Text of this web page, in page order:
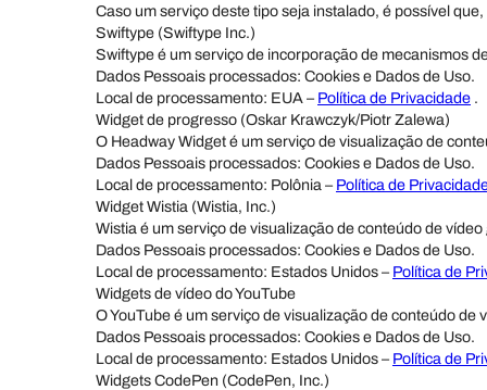
Caso um serviço deste tipo seja instalado, é possível
Swiftype (Swiftype Inc.)
Swiftype é um serviço de incorporação de mecanismos
Dados Pessoais processados: Cookies e Dados de Uso.
Local de processamento: EUA – Política de Privacidade .
Widget de progresso (Oskar Krawczyk/Piotr Zalewa)
O Headway Widget é um serviço de visualização de
Dados Pessoais processados: Cookies e Dados de Uso.
Local de processamento: Polônia – Política de
Widget Wistia (Wistia, Inc.)
Wistia é um serviço de visualização de conteúdo de
Dados Pessoais processados: Cookies e Dados de Uso.
Local de processamento: Estados Unidos – Política de
Widgets de vídeo do YouTube
O YouTube é um serviço de visualização de conteúdo
Dados Pessoais processados: Cookies e Dados de Uso.
Local de processamento: Estados Unidos – Política de
Widgets CodePen (CodePen, Inc.)